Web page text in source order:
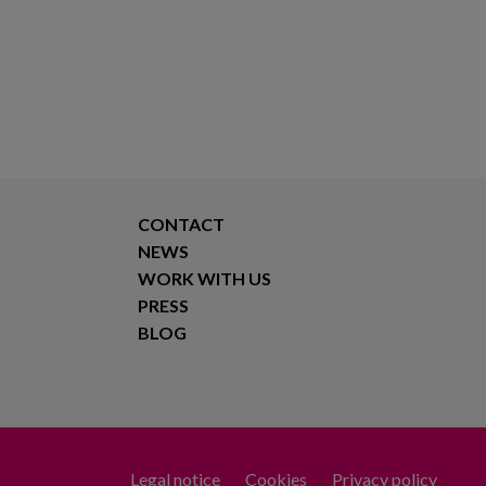
CONTACT
NEWS
WORK WITH US
PRESS
BLOG
Legal notice Cookies Privacy policy